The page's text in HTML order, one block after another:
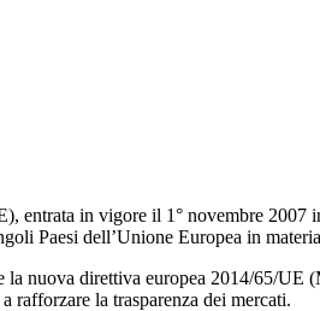
in vigore il 1° novembre
Paesi dell’Unione Europea in
nuova direttiva europea 2014/65/
la trasparenza dei mercati.